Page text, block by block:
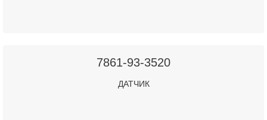
7861-93-3520
ДАТЧИК